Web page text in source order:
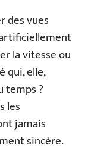
des vues
la vitesse ou
qui, elle,
temps ?
les
jamais
sincère.